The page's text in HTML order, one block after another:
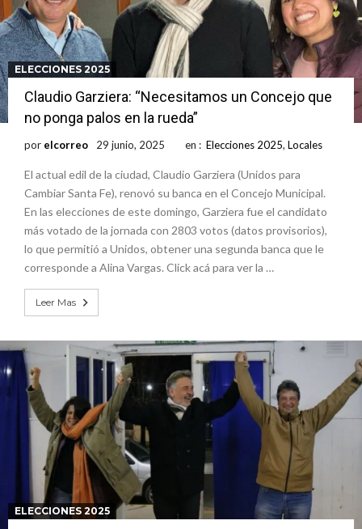
ELECCIONES 2025
Claudio Garziera: “Necesitamos un Concejo que
no ponga palos en la rueda”
por elcorreo 29 junio, 2025 en : Elecciones 2025, Locales
El actual edil de la ciudad, Claudio Garziera (Unidos para
Cambiar Santa Fe), renovó su banca en el Concejo Municipal.
En las elecciones de este domingo, Garziera fue el candidato
más votado de la jornada con 2803 votos (datos provisorios),
lo que permitió a Unidos, obtener una segunda banca que le
corresponde a Alina Vargas. Click acá para ver la …
Leer Mas
ELECCIONES 2025